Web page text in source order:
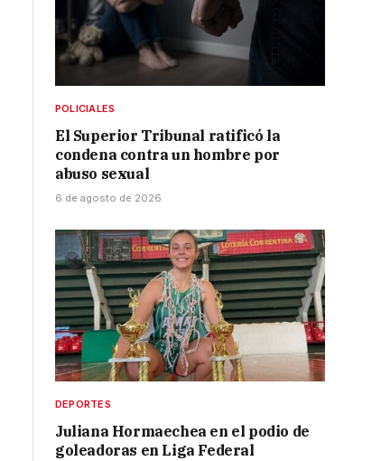
POLICIALES
El Superior Tribunal ratificó la
condena contra un hombre por
abuso sexual
6 de agosto de 2026
DEPORTES
Juliana Hormaechea en el podio de
goleadoras en Liga Federal